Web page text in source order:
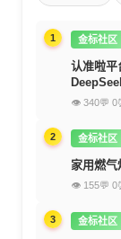
1 金标社区
认准啦
👁 340💬 0
2 金标社区
家用燃气
👁 155💬 0
3 金标社区